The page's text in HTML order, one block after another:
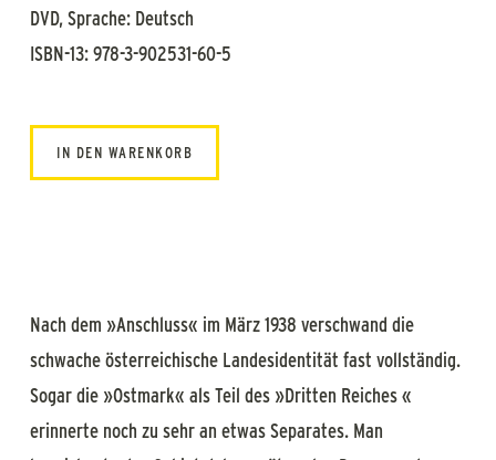
DVD, Sprache: Deutsch
ISBN-13: 978-3-902531-60-5
IN DEN WARENKORB
Nach dem »Anschluss« im März 1938 verschwand die
schwache österreichische Landesidentität fast vollständig.
Sogar die »Ostmark« als Teil des »Dritten Reiches «
erinnerte noch zu sehr an etwas Separates. Man